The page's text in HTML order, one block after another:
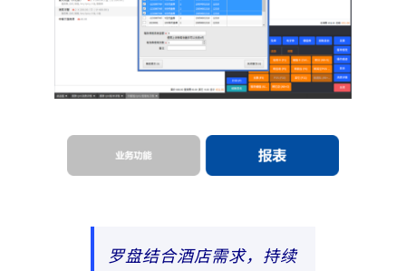
罗盘结合酒店需求，持续